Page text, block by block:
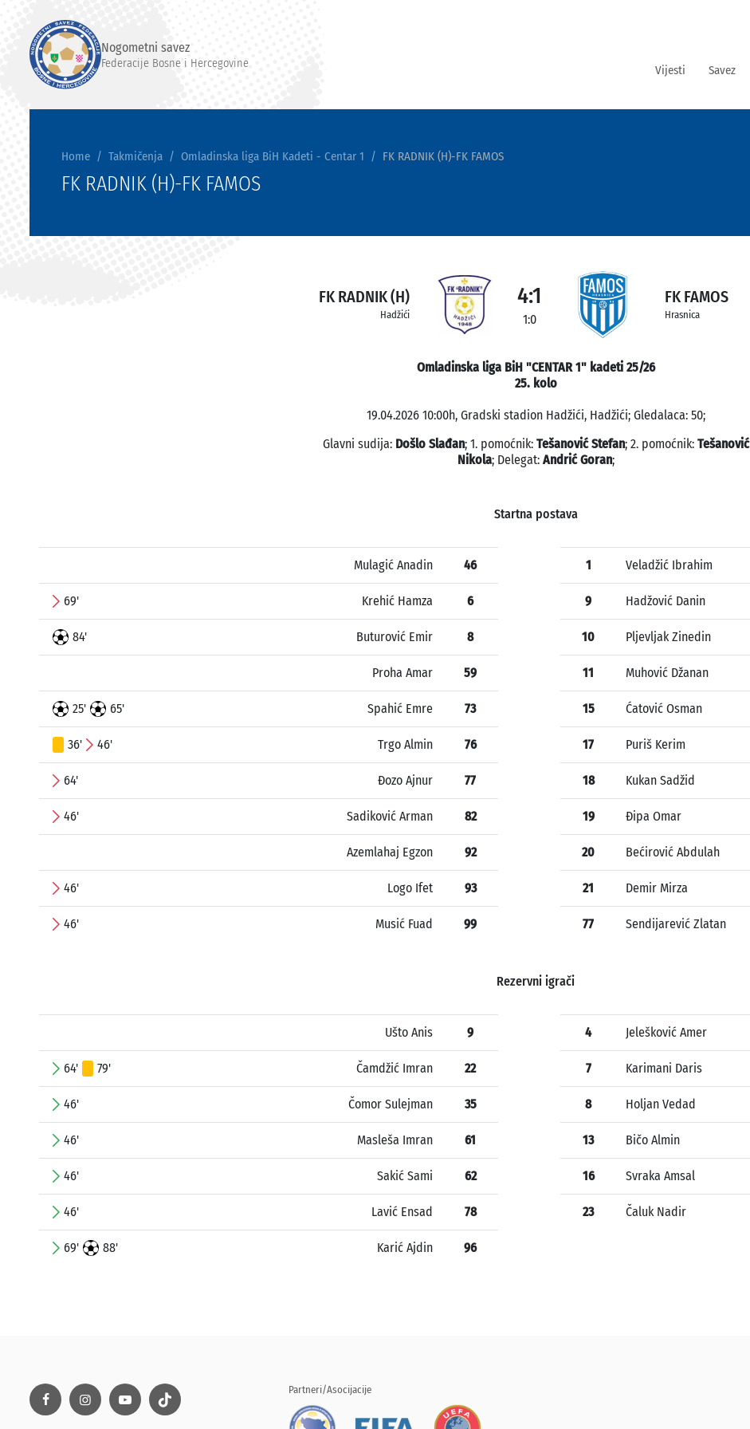
Nogometni savez
Federacije Bosne i Hercegovine Vijesti Savez
Home Takmičenja Omladinska liga BiH Kadeti - Centar 1 FK RADNIK (H)-FK FAMOS
FK RADNIK (H)-FK FAMOS
FK RADNIK (H)
Hadžići
4:1
1:0
FK FAMOS
Hrasnica
Omladinska liga BiH "CENTAR 1" kadeti 25/26
25. kolo
19.04.2026 10:00h, Gradski stadion Hadžići, Hadžići; Gledalaca: 50;
Glavni sudija: Došlo Slađan; 1. pomoćnik: Tešanović Stefan; 2. pomoćnik: Tešanović
Nikola; Delegat: Andrić Goran;
Startna postava
Mulagić Anadin 46
69' Krehić Hamza 6
84' Buturović Emir 8
Proha Amar 59
25' 65' Spahić Emre 73
36' 46' Trgo Almin 76
64' Đozo Ajnur 77
46' Sadiković Arman 82
Azemlahaj Egzon 92
46' Logo Ifet 93
46' Musić Fuad 99
1 Veladžić Ibrahim
9 Hadžović Danin
10 Pljevljak Zinedin
11 Muhović Džanan
15 Ćatović Osman
17 Puriš Kerim
18 Kukan Sadžid
19 Đipa Omar
20 Bećirović Abdulah
21 Demir Mirza
77 Sendijarević Zlatan
Rezervni igrači
Ušto Anis 9
64' 79' Čamdžić Imran 22
46' Čomor Sulejman 35
46' Masleša Imran 61
46' Sakić Sami 62
46' Lavić Ensad 78
69' 88' Karić Ajdin 96
4 Jelešković Amer
7 Karimani Daris
8 Holjan Vedad
13 Bičo Almin
16 Svraka Amsal
23 Čaluk Nadir
Partneri/Asocijacije